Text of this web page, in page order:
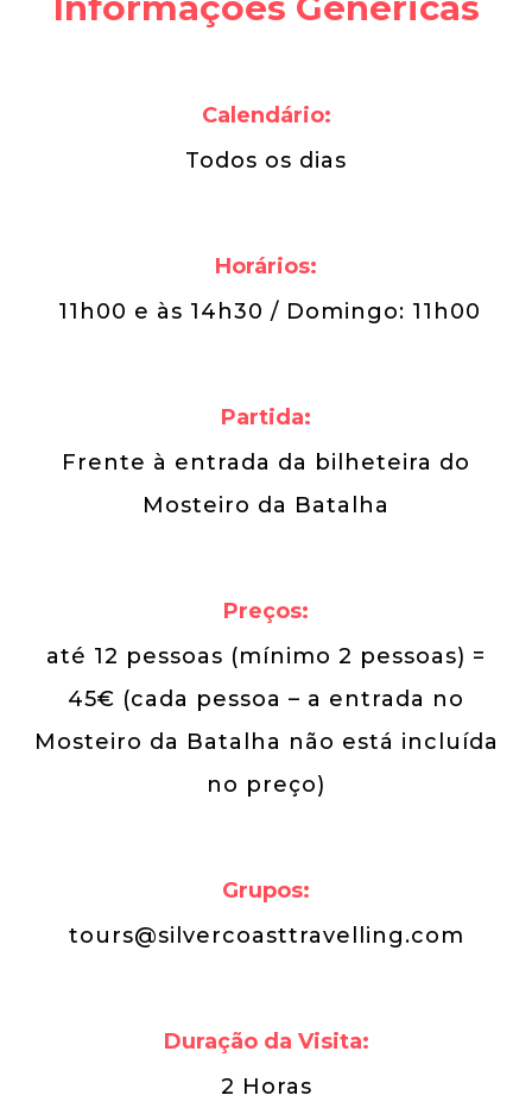
Calendário:
Todos os dias
Horários:
11h00 e às 14h30 / Domingo: 11h00
Partida:
Frente à entrada da bilheteira do
Mosteiro da Batalha
Preços:
até 12 pessoas (mínimo 2 pessoas) =
45€ (cada pessoa – a entrada no
Mosteiro da Batalha não está incluída
no preço)
Grupos:
tours@silvercoasttravelling.com
Duração da Visita:
2 Horas